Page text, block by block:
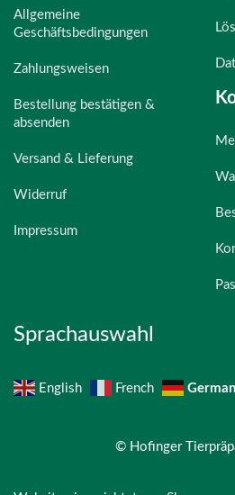
Allgemeine
Geschäftsbedingungen
Zahlungsweisen
Bestellung bestätigen &
absenden
Versand & Lieferung
Widerruf
Impressum
Sprachauswahl
English French German
© Hofinger